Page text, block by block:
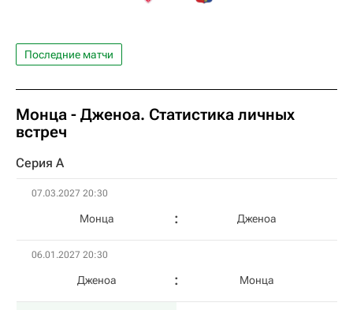
Последние матчи
Монца - Дженоа. Статистика личных
встреч
Серия А
07.03.2027 20:30
Монца Дженоа
06.01.2027 20:30
Дженоа Монца